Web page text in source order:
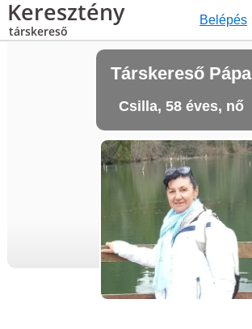
Keresztény
társkereső
Belépés
Társkereső Pápa
Csilla, 58 éves, nő